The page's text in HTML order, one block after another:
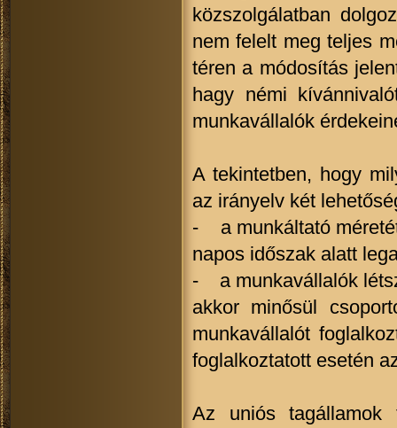
közszolgálatban
nem felelt meg teljes
téren a módosítás
hagy némi
munkavállalók
A tekintetben, hogy
az irányelv két
- a munkáltató
napos időszak alatt
- a munkavállalók
akkor minősül
munkavállalót
foglalkoztatott esetén
Az uniós tagállamok